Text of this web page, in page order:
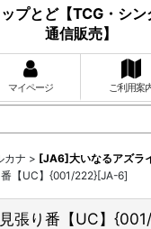
プとど【TCG・シン
通信販売】
マイページ ご利用案
カナ > [JA6]大いなるアズラ
【UC】{001/222}[JA-6]
張り番【UC】